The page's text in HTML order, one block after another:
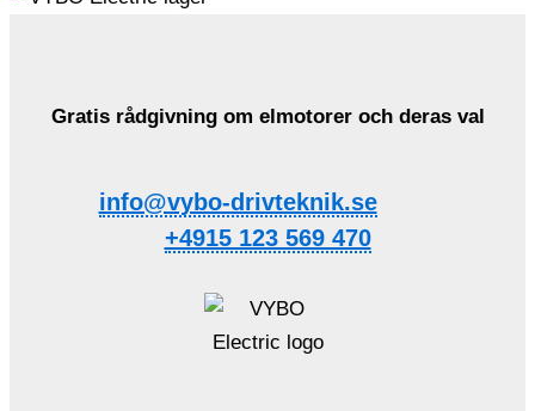
Gratis rådgivning om elmotorer och deras val
info@vybo-drivteknik.se
+4915 123 569 470